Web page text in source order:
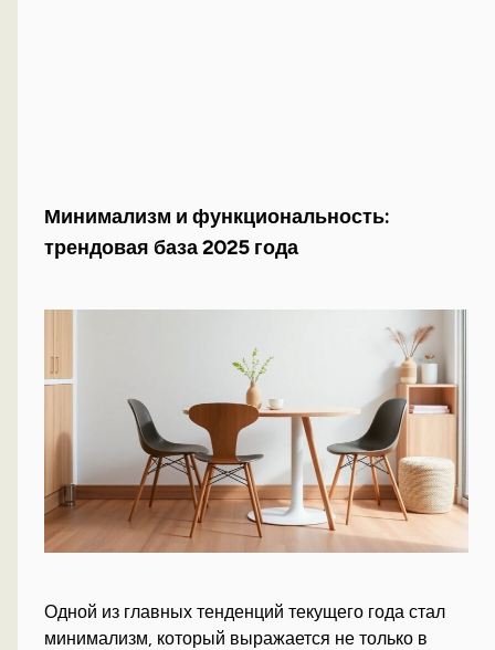
Минимализм и функциональность:
трендовая база 2025 года
Одной из главных тенденций текущего года стал
минимализм, который выражается не только в